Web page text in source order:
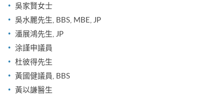
吳家賢女士
吳水麗先生, BBS, MBE, JP
潘展鴻先生, JP
涂謹申議員
杜彼得先生
黃國健議員, BBS
黃以謙醫生